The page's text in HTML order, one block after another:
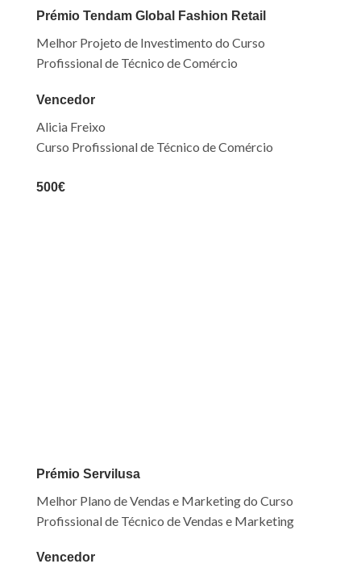
Prémio Tendam Global Fashion Retail
Melhor Projeto de Investimento do Curso
Profissional de Técnico de Comércio
Vencedor
Alicia Freixo
Curso Profissional de Técnico de Comércio
500€
Prémio Servilusa
Melhor Plano de Vendas e Marketing do Curso
Profissional de Técnico de Vendas e Marketing
Vencedor